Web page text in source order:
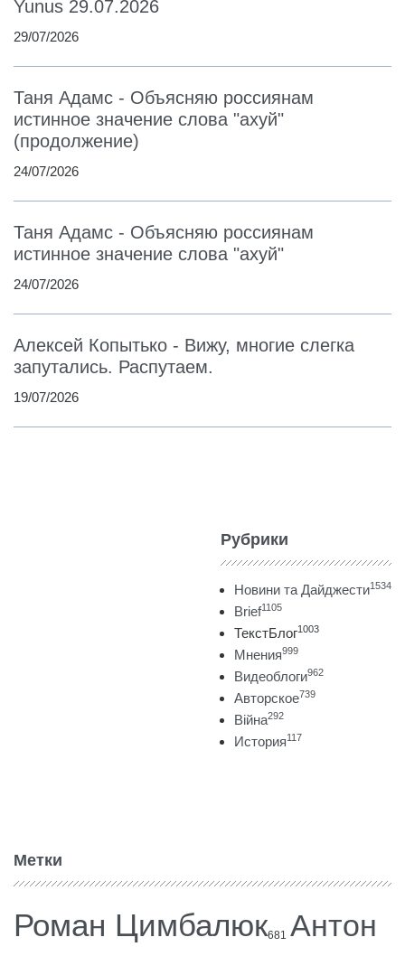
Yunus 29.07.2026
29/07/2026
Таня Адамс - Объясняю россиянам
истинное значение слова "ахуй"
(продолжение)
24/07/2026
Таня Адамс - Объясняю россиянам
истинное значение слова "ахуй"
24/07/2026
Алексей Копытько - Вижу, многие слегка
запутались. Распутаем.
19/07/2026
Рубрики
Новини та Дайджести1534
Brief1105
ТекстБлог1003
Мнения999
Видеоблоги962
Авторское739
Війна292
История117
Метки
Роман Цимбалюк681 Антон